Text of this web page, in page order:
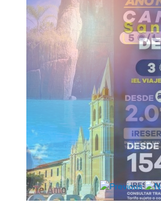
Publicidad
Tienda en línea